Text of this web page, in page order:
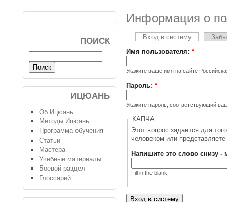
Информация о
Вход в систему
Имя пользователя: *
Укажите ваше имя на сайте
Пароль: *
Укажите пароль, соответствующий
КАПЧА
Этот вопрос задается для
человеком или
Напишите это слово снизу -
Fill in the blank
ПОИСК
ИЦЮАНЬ
Об Ицюань
Методы Ицюань
Программа обучения
Статьи
Мастера
Учебные материалы
Боевой раздел
Глоссарий